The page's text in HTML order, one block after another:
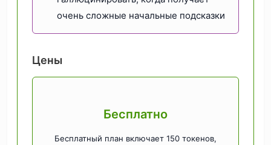
очень сложные начальные подсказки
Цены
Бесплатно
Бесплатный план включает 150 токенов,